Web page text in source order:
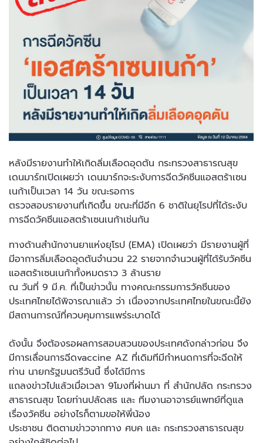
หลังมีรายงานทำให้เกิดลิ่มเลือดอุดตัน กระทรวงสาธารณสุข
เดนมาร์กเปิดเผยว่า เดนมาร์กจะระงับการฉีดวัคซีนแอสตร้าเซน
เนก้าเป็นเวลา 14 วัน ขณะรอการ
ตรวจสอบรายงานที่เกิดขึ้น ขณะที่มีอีก 6 ชาติในยุโรปที่ได้ระงับ
การฉีดวัคซีนแอสตร้าเซนเนก้าเช่นกัน
ทางด้านสำนักงานยาแห่งยุโรป (EMA) เปิดเผยว่า มีรายงานผู้ที่
มีอาการลิ่มเลือดอุดตันจำนวน 22 รายจากจำนวนผู้ที่ได้รับวัคซีน
แอสตร้าเซนเนก้าทั้งหมดราว 3 ล้านราย
ณ วันที่ 9 มี.ค. ที่เป็นข่าวนั้น ทางคณะกรรมการวัคซีนของ
ประเทศไทยได้พิจารณาแล้ว ว่า เนื่องจากประเทศไทยในขณะนี้ยัง
มีสถานการณ์ที่ควบคุมการแพร่ระบาดได้
ดังนั้น จึงต้องรอผลการสอบสวนของประเทศดังกล่าวก่อน จึง
มีการเลื่อนการฉีดvaccine AZ ที่เดิมทีมีกำหนดการที่จะฉีดให้
ท่าน นายกรัฐมนตรีวันนี้ ซึ่งได้มีการ
แถลงข่าวไปแล้วเมื่อเวลา 9โมงที่ผ่านมา ที่ สำนักปลัด กระทรวง
สาธารณสุข โดยท่านปลัดสธ และ ทีมงานอาจารย์แพทย์ที่ดูแล
เรื่องวัคซีน อย่างไรก็ตามขอให้พี่น้อง
ประชาชน ติดตามข่าวจากทาง ศบค และ กระทรวงสาธารณสุข